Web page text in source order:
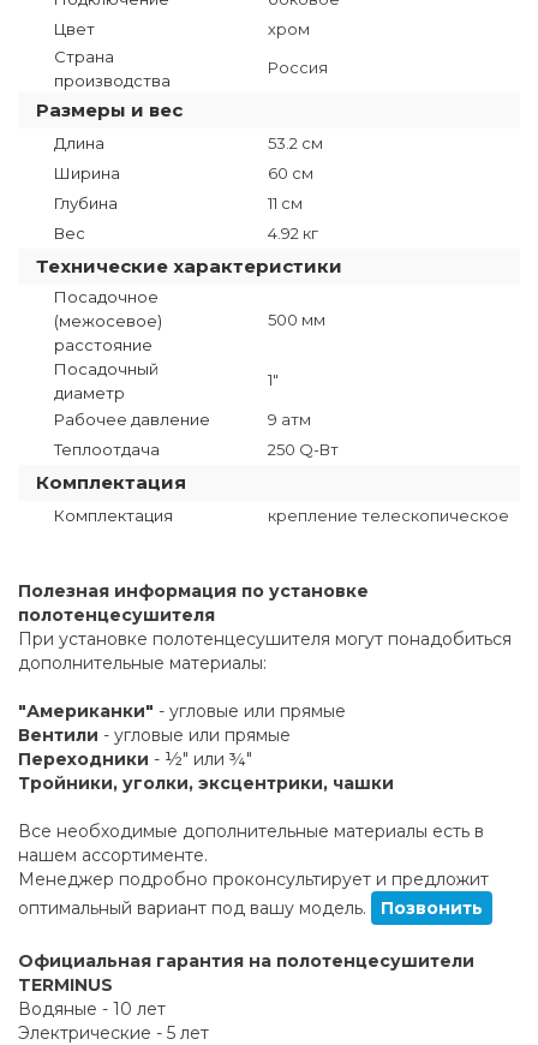
Цвет
хром
Страна
производства
Россия
Размеры и вес
Длина
53.2 см
Ширина
60 см
Глубина
11 см
Вес
4.92 кг
Технические характеристики
Посадочное
(межосевое)
расстояние
500 мм
Посадочный
диаметр
1"
Рабочее давление
9 атм
Теплоотдача
250 Q-Вт
Комплектация
Комплектация крепление телескопическое
Полезная информация по установке
полотенцесушителя
При установке полотенцесушителя могут понадобиться
дополнительные материалы:
"Американки" - угловые или прямые
Вентили - угловые или прямые
Переходники - ½" или ¾"
Тройники, уголки, эксцентрики, чашки
Все необходимые дополнительные материалы есть в
нашем ассортименте.
Менеджер подробно проконсультирует и предложит
оптимальный вариант под вашу модель.
Позвонить
Официальная гарантия на полотенцесушители
TERMINUS
Водяные - 10 лет
Электрические - 5 лет